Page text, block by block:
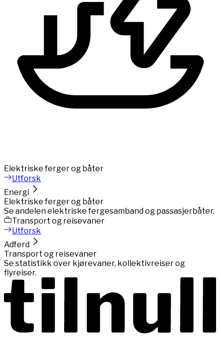
Elektriske ferger og båter
Utforsk
Energi
Elektriske ferger og båter
Se andelen elektriske fergesamband og passasjerbåter.
Transport og reisevaner
Utforsk
Adferd
Transport og reisevaner
Se statistikk over kjørevaner, kollektivreiser og
flyreiser.